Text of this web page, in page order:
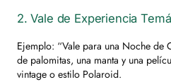
2. Vale de Experiencia
Ejemplo: “Vale para una Noche de
de palomitas, una manta y una
vintage o estilo Polaroid.